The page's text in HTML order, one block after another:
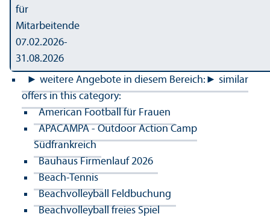
für
Mitarbeitende
07.02.2026-
31.08.2026
► weitere Angebote in diesem Bereich: ► similar
offers in this category:
American Football für Frauen
APACAMPA - Outdoor Action Camp
Südfrankreich
Bauhaus Firmenlauf 2026
Beach-Tennis
Beachvolleyball Feldbuchung
Beachvolleyball freies Spiel